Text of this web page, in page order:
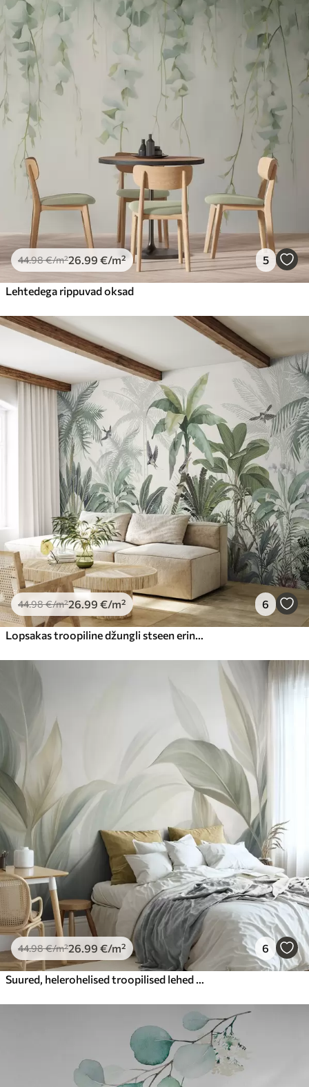
44.98€/m²26 .99 €/m² 5
Lehtedega rippuvad oksad
44.98€/m²26.99 €/m² 6
44.98€/m²26 .99 €/m² 6